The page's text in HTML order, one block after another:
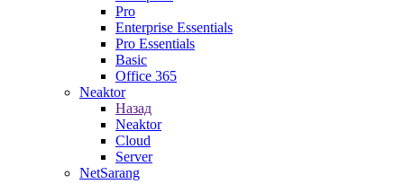
Pro
Enterprise Essentials
Pro Essentials
Basic
Office 365
Neaktor
Назад
Neaktor
Cloud
Server
NetSarang